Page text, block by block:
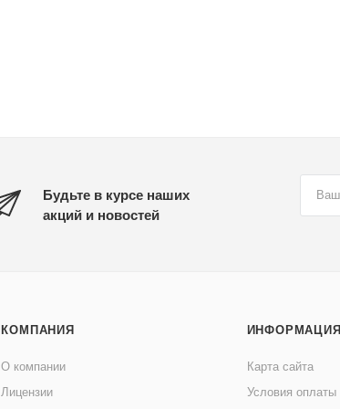
Будьте в курсе наших
акций и новостей
КОМПАНИЯ
О компании
Лицензии
ИНФОРМАЦИЯ
Карта сайта
Условия оплаты